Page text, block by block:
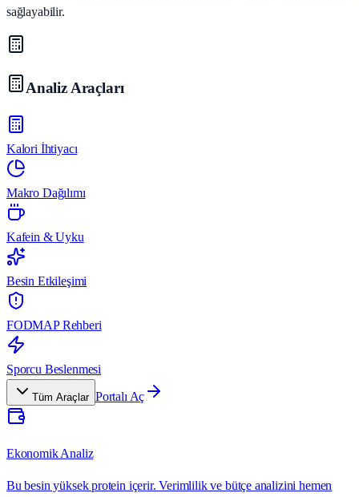
sağlayabilir.
Analiz Araçları
Kalori İhtiyacı
Makro Dağılımı
Kafein & Uyku
Besin Etkileşimi
FODMAP Rehberi
Sporcu Beslenmesi
Tüm Araçlar Portalı Aç
Ekonomik Analiz
Bu besin yüksek protein içerir. Verimlilik ve bütçe analizini hemen